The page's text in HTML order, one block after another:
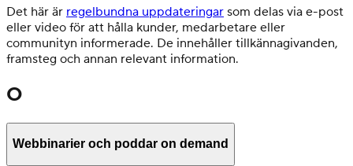
Det här är regelbundna uppdateringar som delas via e-post
eller video för att hålla kunder, medarbetare eller
communityn informerade. De innehåller tillkännagivanden,
framsteg och annan relevant information.
O
Webbinarier och poddar on demand